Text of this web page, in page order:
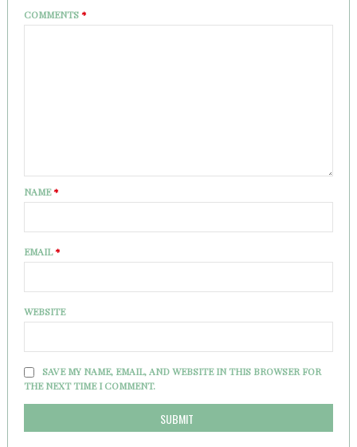
COMMENTS*
NAME*
EMAIL*
WEBSITE
SAVE MY NAME, EMAIL, AND WEBSITE IN THIS BROWSER FOR
THE NEXT TIME I COMMENT.